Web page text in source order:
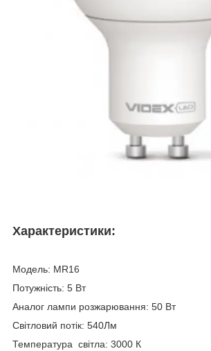
Характеристики:
Модель: MR16
Потужність: 5 Вт
Аналог лампи розжарювання: 50 Вт
Світловий потік: 540Лм
Температура світла: 3000 К